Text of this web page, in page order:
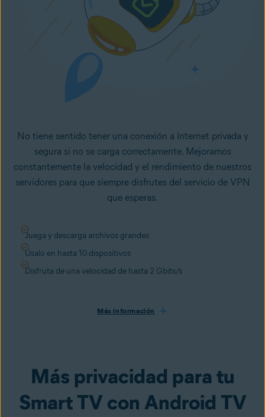
No tiene sentido tener una conexión a Internet privada y
segura si no se carga correctamente. Mejoramos
constantemente la velocidad y el rendimiento de nuestros
servidores para que siempre disfrutes del servicio de VPN
que esperas.
Juega y descarga archivos grandes
Úsalo en hasta 10 dispositivos
Disfruta de una velocidad de hasta 2 Gbits/s
Más información
Más privacidad para tu
Smart TV con Android TV